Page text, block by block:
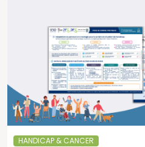
HANDICAP & CANCER